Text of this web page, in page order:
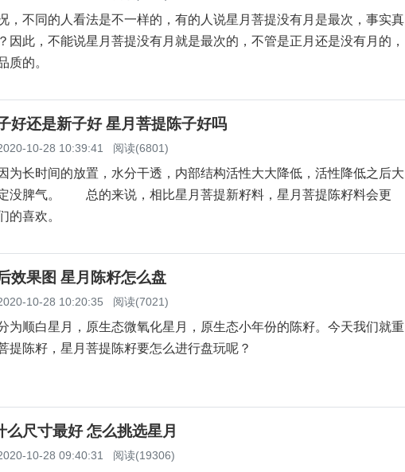
，不同的人看法是不一样的，有的人说星月菩提没有月是最次，事实真
因此，不能说星月菩提没有月就是最次的，不管是正月还是没有月的，
质的。
好还是新子好 星月菩提陈子好吗
10-28 10:39:41 阅读(6801)
长时间的放置，水分干透，内部结构活性大大降低，活性降低之后大
没脾气。 总的来说，相比星月菩提新籽料，星月菩提陈籽料会更
的喜欢。
效果图 星月陈籽怎么盘
10-28 10:20:35 阅读(7021)
为顺白星月，原生态微氧化星月，原生态小年份的陈籽。今天我们就重
提陈籽，星月菩提陈籽要怎么进行盘玩呢？
么尺寸最好 怎么挑选星月
10-28 09:40:31 阅读(19306)